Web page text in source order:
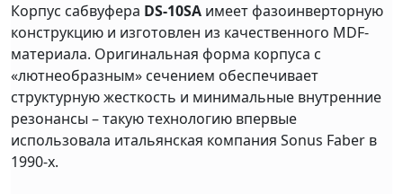
Корпус сабвуфера DS-10SA имеет фазоинверторную
конструкцию и изготовлен из качественного MDF-
материала. Оригинальная форма корпуса с
«лютнеобразным» сечением обеспечивает
структурную жесткость и минимальные внутренние
резонансы – такую технологию впервые
использовала итальянская компания Sonus Faber в
1990-х.